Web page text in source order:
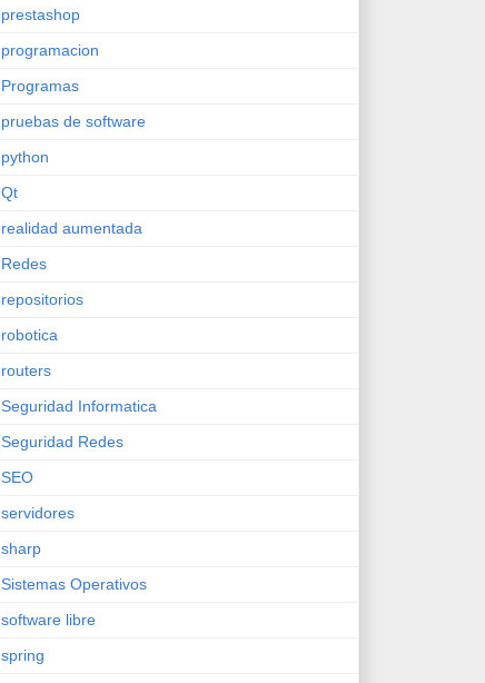
prestashop
programacion
Programas
pruebas de software
python
Qt
realidad aumentada
Redes
repositorios
robotica
routers
Seguridad Informatica
Seguridad Redes
SEO
servidores
sharp
Sistemas Operativos
software libre
spring